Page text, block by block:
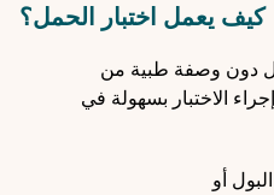
كيف يعمل اختبار الحمل؟
دون وصفة طبية من
الاختبار بسهولة في
أو